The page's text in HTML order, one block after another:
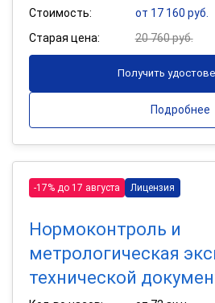
Стоимость:
от 17 160 руб.
Старая цена:
20 760 руб.
Получить
Подробнее
-17% до 17 августа Лицензия
Нормоконтроль и
метрологическая
технической